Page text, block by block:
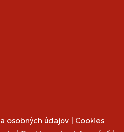
osobných údajov | Cookies